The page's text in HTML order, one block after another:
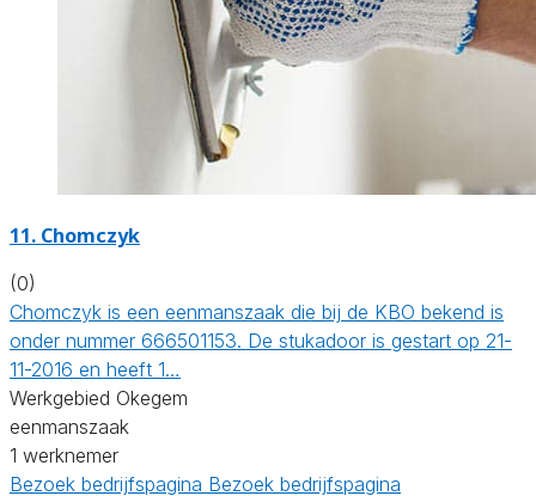
11. Chomczyk
(0)
Chomczyk is een eenmanszaak die bij de KBO bekend is
onder nummer 666501153. De stukadoor is gestart op 21-
11-2016 en heeft 1…
Werkgebied Okegem
eenmanszaak
1 werknemer
Bezoek bedrijfspagina Bezoek bedrijfspagina